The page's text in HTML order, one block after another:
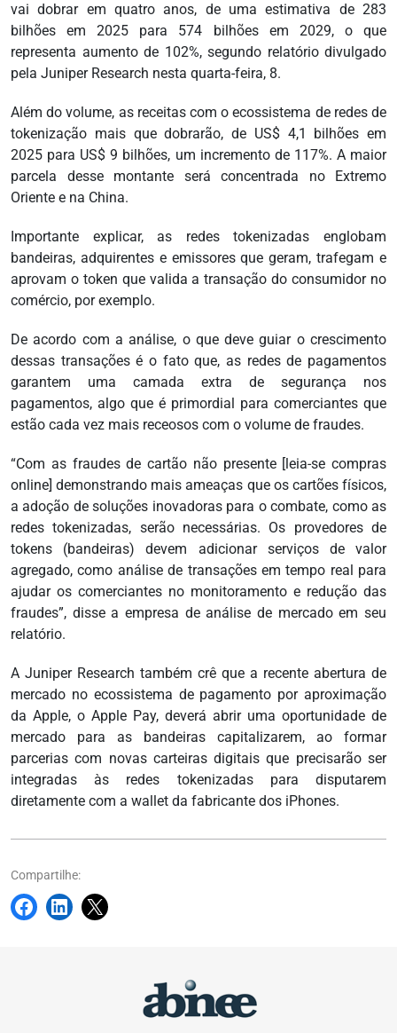
vai dobrar em quatro anos, de uma estimativa de 283
bilhões em 2025 para 574 bilhões em 2029, o que
representa aumento de 102%, segundo relatório divulgado
pela Juniper Research nesta quarta-feira, 8.
Além do volume, as receitas com o ecossistema de redes de
tokenização mais que dobrarão, de US$ 4,1 bilhões em
2025 para US$ 9 bilhões, um incremento de 117%. A maior
parcela desse montante será concentrada no Extremo
Oriente e na China.
Importante explicar, as redes tokenizadas englobam
bandeiras, adquirentes e emissores que geram, trafegam e
aprovam o token que valida a transação do consumidor no
comércio, por exemplo.
De acordo com a análise, o que deve guiar o crescimento
dessas transações é o fato que, as redes de pagamentos
garantem uma camada extra de segurança nos
pagamentos, algo que é primordial para comerciantes que
estão cada vez mais receosos com o volume de fraudes.
“Com as fraudes de cartão não presente [leia-se compras
online] demonstrando mais ameaças que os cartões físicos,
a adoção de soluções inovadoras para o combate, como as
redes tokenizadas, serão necessárias. Os provedores de
tokens (bandeiras) devem adicionar serviços de valor
agregado, como análise de transações em tempo real para
ajudar os comerciantes no monitoramento e redução das
fraudes”, disse a empresa de análise de mercado em seu
relatório.
A Juniper Research também crê que a recente abertura de
mercado no ecossistema de pagamento por aproximação
da Apple, o Apple Pay, deverá abrir uma oportunidade de
mercado para as bandeiras capitalizarem, ao formar
parcerias com novas carteiras digitais que precisarão ser
integradas às redes tokenizadas para disputarem
diretamente com a wallet da fabricante dos iPhones.
Compartilhe: